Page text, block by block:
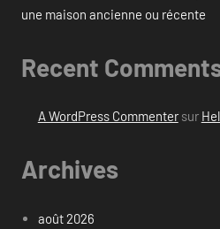
une maison ancienne ou récente
Recent
A WordPress Commentersur
Archives
août 2026